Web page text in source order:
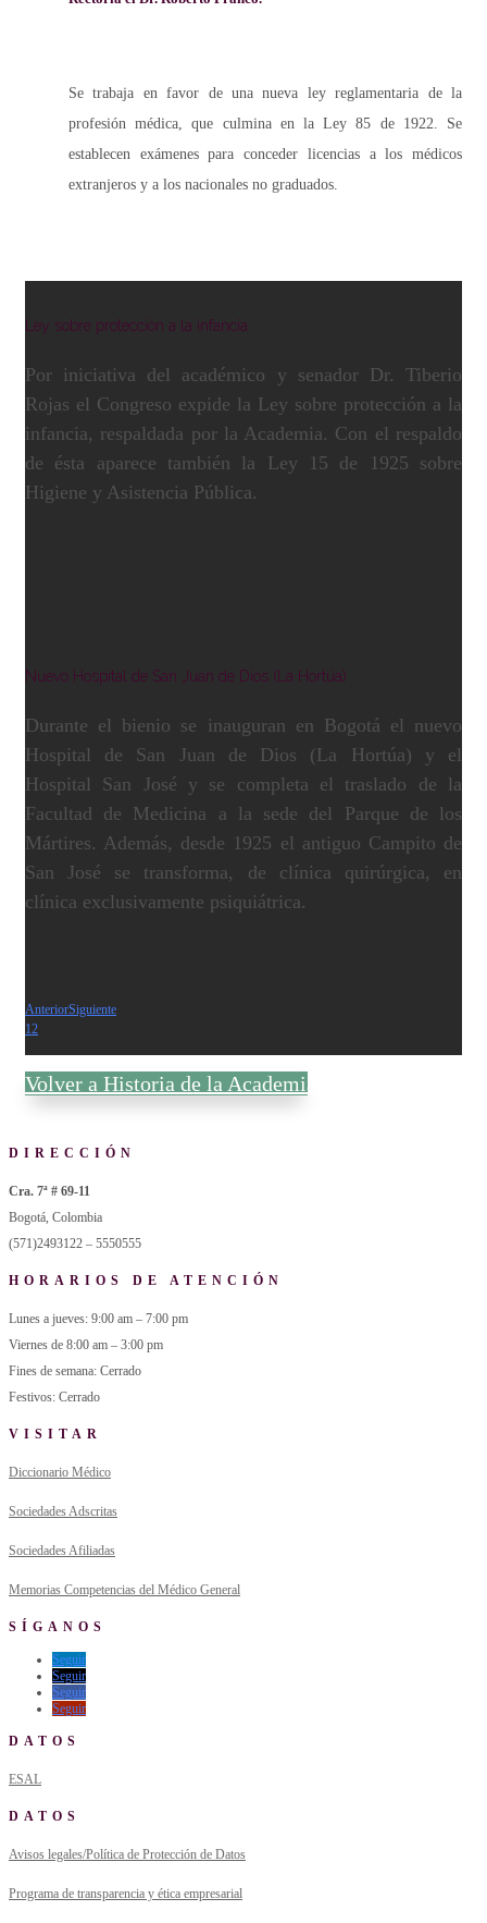
Se trabaja en favor de una nueva ley reglamentaria de la
profesión médica, que culmina en la Ley 85 de 1922. Se
establecen exámenes para conceder licencias a los médicos
extranjeros y a los nacionales no graduados.
Ley sobre protección a la infancia
Por iniciativa del académico y senador Dr. Tiberio
Rojas el Congreso expide la Ley sobre protección a la
infancia, respaldada por la Academia. Con el respaldo
de ésta aparece también la Ley 15 de 1925 sobre
Higiene y Asistencia Pública.
Nuevo Hospital de San Juan de Dios (La Hortúa)
Durante el bienio se inauguran en Bogotá el nuevo
Hospital de San Juan de Dios (La Hortúa) y el
Hospital San José y se completa el traslado de la
Facultad de Medicina a la sede del Parque de los
Mártires. Además, desde 1925 el antiguo Campito de
San José se transforma, de clínica quirúrgica, en
clínica exclusivamente psiquiátrica.
AnteriorSiguiente
12
Volver a Historia de la Academia
DIRECCIÓN
Cra. 7ª # 69-11
Bogotá, Colombia
(571)2493122 – 5550555
HORARIOS DE ATENCIÓN
Lunes a jueves: 9:00 am – 7:00 pm
Viernes de 8:00 am – 3:00 pm
Fines de semana: Cerrado
Festivos: Cerrado
VISITAR
Diccionario Médico
Sociedades Adscritas
Sociedades Afiliadas
Memorias Competencias del Médico General
SÍGANOS
Seguir
Seguir
Seguir
Seguir
DATOS
ESAL
DATOS
Avisos legales/Política de Protección de Datos
Programa de transparencia y ética empresarial